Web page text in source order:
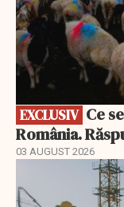
EXCLUSIV
România.
03 AUGUST 2026